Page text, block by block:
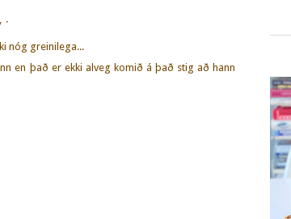
´
nóg greinilega...
en það er ekki alveg komið á það stig að hann